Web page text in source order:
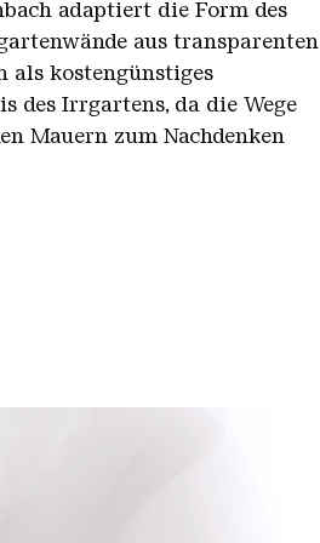
adaptiert die Form des
aus transparenten
als kostengünstiges
des Irrgartens, da die Wege
Mauern zum Nachdenken